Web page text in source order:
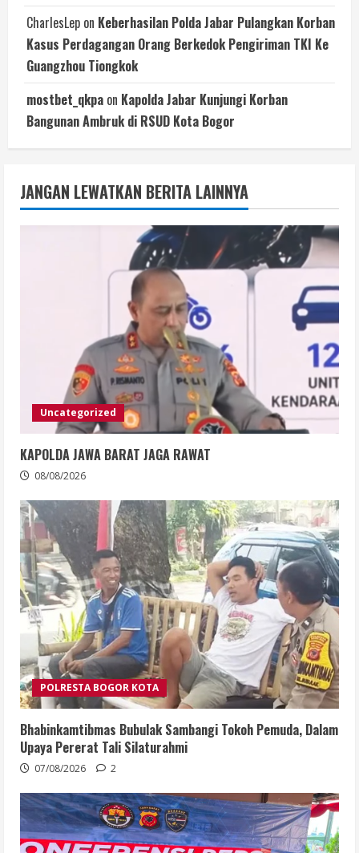
CharlesLep on Keberhasilan Polda Jabar Pulangkan Korban
Kasus Perdagangan Orang Berkedok Pengiriman TKI Ke
Guangzhou Tiongkok
mostbet_qkpa on Kapolda Jabar Kunjungi Korban
Bangunan Ambruk di RSUD Kota Bogor
JANGAN LEWATKAN BERITA LAINNYA
Uncategorized
KAPOLDA JAWA BARAT JAGA RAWAT
08/08/2026
POLRESTA BOGOR KOTA
Bhabinkamtibmas Bubulak Sambangi Tokoh Pemuda, Dalam
Upaya Pererat Tali Silaturahmi
07/08/2026 2